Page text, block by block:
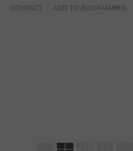
CONTACT ADD TO BOOKMARKS